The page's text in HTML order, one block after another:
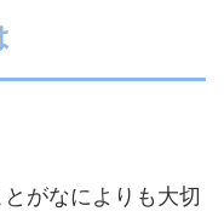
がなによりも大切